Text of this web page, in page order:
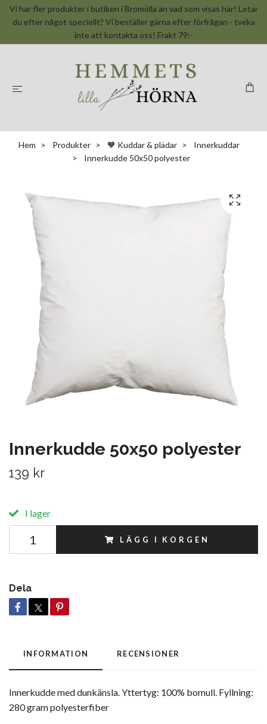
Vi har fler produkter i butiken i Bromölla än vad som visas här! Letar
du efter något speciellt? Vi beställer gärna efter förfrågan - tveka
inte att kontakta oss! Frakt 79:-
Hem Produkter 🧡 Kuddar & plädar
Innerkuddar
Innerkudde 50x50 polyester
Innerkudde 50x50 polyester
139 kr
I lager
LÄGG I KORGEN
Dela
INFORMATION RECENSIONER
Innerkudde med dunkänsla. Yttertyg: 100% bomull. Fyllning:
280 gram polyesterfiber